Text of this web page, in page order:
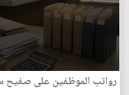
رواتب الموظفين على